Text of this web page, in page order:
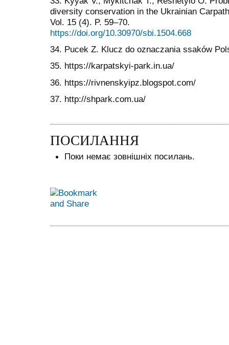
diversity conservation in the Ukrainian
Vol. 15 (4). P. 59–70.
https://doi.org/10.30970/sbi.1504.668
34. Pucek Z. Klucz do oznaczania ssaków
35. https://karpatskyi-park.in.ua/
36. https://rivnenskyipz.blogspot.com/
37. http://shpark.com.ua/
ПОСИЛАННЯ
Поки немає зовнішніх посилань.